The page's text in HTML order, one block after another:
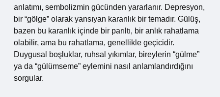
anlatımı, sembolizmin gücünden yararlanır. Depresyon,
bir “gölge” olarak yansıyan karanlık bir temadır. Gülüş,
bazen bu karanlık içinde bir parıltı, bir anlık rahatlama
olabilir, ama bu rahatlama, genellikle geçicidir.
Duygusal boşluklar, ruhsal yıkımlar, bireylerin “gülme”
ya da “gülümseme” eylemini nasıl anlamlandırdığını
sorgular.